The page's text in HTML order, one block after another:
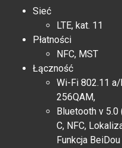
Sieć
LTE, kat. 11
Płatności
NFC, MST
Łączność
Wi-Fi 802.11
256QAM,
Bluetooth v 5.0
C, NFC,
Funkcja